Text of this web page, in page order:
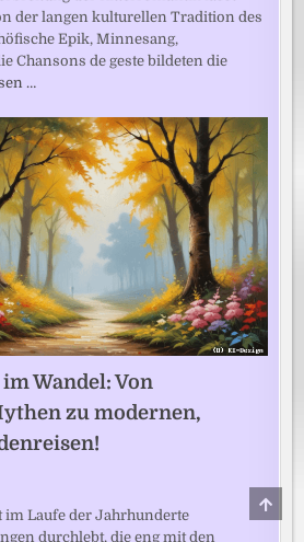
der langen kulturellen Tradition des
Epik, Minnesang,
Chansons de geste bildeten die
…
Wandel: Von
zu modernen,
Laufe der Jahrhunderte
durchlebt, die eng mit den
TO